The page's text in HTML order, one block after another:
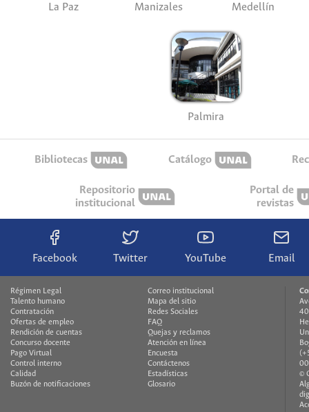
La Paz Manizales Medellín
Palmira
Bibliotecas Catálogo
Repositorio
institucional
Portal de
revistas
Facebook Twitter YouTube Email
Régimen Legal
Talento humano
Contratación
Ofertas de empleo
Rendición de cuentas
Concurso docente
Pago Virtual
Control interno
Calidad
Buzón de notificaciones
Correo institucional
Mapa del sitio
Redes Sociales
FAQ
Quejas y reclamos
Atención en línea
Encuesta
Contáctenos
Estadísticas
Glosario
©